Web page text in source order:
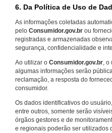
6. Da Política de Uso de
As informações coletadas
pelo Consumidor.gov.br ou
registradas e armazenadas
segurança, confidencialidade e
Ao utilizar o Consumidor.gov.br ,
algumas informações serão
reclamação, a resposta do
consumidor.
Os dados identificativos do
entre outros, somente serão
órgãos gestores e de
e regionais poderão ser utilizados